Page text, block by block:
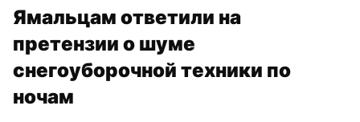
Ямальцам ответили на
претензии о шуме
снегоуборочной техники по
ночам